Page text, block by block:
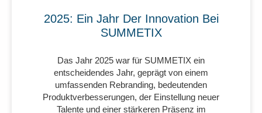
2025: Ein Jahr Der Innovation Bei
SUMMETIX
Das Jahr 2025 war für SUMMETIX ein
entscheidendes Jahr, geprägt von einem
umfassenden Rebranding, bedeutenden
Produktverbesserungen, der Einstellung neuer
Talente und einer stärkeren Präsenz im